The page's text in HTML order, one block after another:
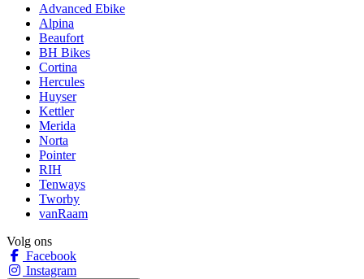
Advanced Ebike
Alpina
Beaufort
BH Bikes
Cortina
Hercules
Huyser
Kettler
Merida
Norta
Pointer
RIH
Tenways
Tworby
vanRaam
Volg ons
Facebook
Instagram